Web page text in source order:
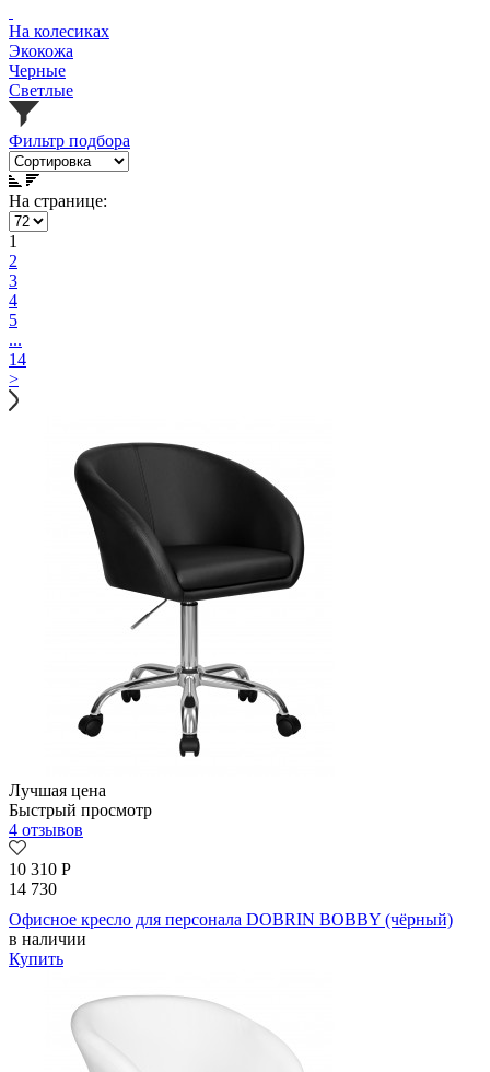
На колесиках
Экокожа
Черные
Светлые
Фильтр подбора
На странице:
1
2
3
4
5
...
14
>
Лучшая цена
Быстрый просмотр
4 отзывов
10 310 Р
14 730
Офисное кресло для персонала DOBRIN BOBBY (чёрный)
в наличии
Купить